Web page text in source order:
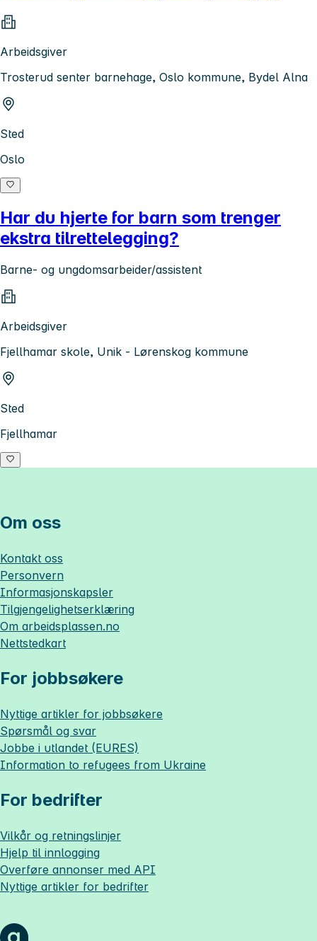
Arbeidsgiver
Trosterud senter barnehage, Oslo kommune, Bydel Alna
Sted
Oslo
Har du hjerte for barn som trenger
ekstra tilrettelegging?
Barne- og ungdomsarbeider/assistent
Arbeidsgiver
Fjellhamar skole, Unik - Lørenskog kommune
Sted
Fjellhamar
Om oss
Kontakt oss
Personvern
Informasjonskapsler
Tilgjengelighetserklæring
Om arbeidsplassen.no
Nettstedkart
For jobbsøkere
Nyttige artikler for jobbsøkere
Spørsmål og svar
Jobbe i utlandet (EURES)
Information to refugees from Ukraine
For bedrifter
Vilkår og retningslinjer
Hjelp til innlogging
Overføre annonser med API
Nyttige artikler for bedrifter